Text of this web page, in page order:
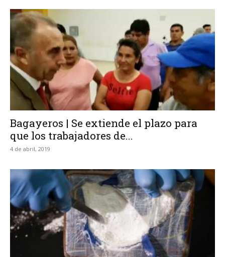
Bagayeros | Se extiende el plazo para
que los trabajadores de...
4 de abril, 2019